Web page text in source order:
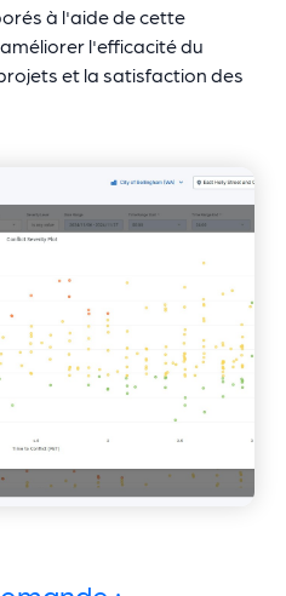
à l'aide de cette
l'efficacité du
et la satisfaction des